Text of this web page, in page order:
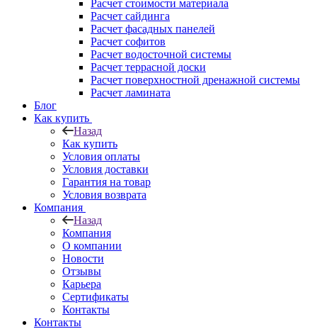
Расчет стоимости материала
Расчет сайдинга
Расчет фасадных панелей
Расчет софитов
Расчет водосточной системы
Расчет террасной доски
Расчет поверхностной дренажной системы
Расчет ламината
Блог
Как купить
Назад
Как купить
Условия оплаты
Условия доставки
Гарантия на товар
Условия возврата
Компания
Назад
Компания
О компании
Новости
Отзывы
Карьера
Сертификаты
Контакты
Контакты